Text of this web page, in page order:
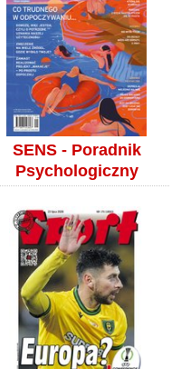
SENS - Poradnik
Psychologiczny